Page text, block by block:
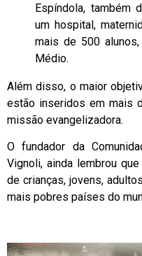
Espíndola, também
um hospital,
mais de 500
Médio.
Além disso, o maior
estão inseridos em mais
missão evangelizadora.
O fundador da
Vignoli, ainda lembrou
de crianças, jovens,
mais pobres países do